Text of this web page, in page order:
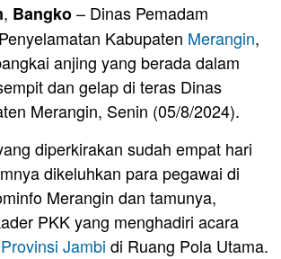
, Bangko– Dinas Pemadam
Kabupaten Merangin,
anjing yang berada dalam
dan gelap di teras Dinas
Merangin, Senin (05/8/2024).
diperkirakan sudah empat hari
dikeluhkan para pegawai di
Merangin dan tamunya,
PKK yang menghadiri acara
Provinsi Jambi di Ruang Pola Utama.